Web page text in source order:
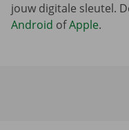
jouw digitale sleutel.
Android ofApple.